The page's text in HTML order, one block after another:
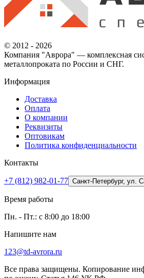
© 2012 - 2026
Компания "Аврора" — комплексная
металлопроката по России и СНГ.
Информация
Доставка
Оплата
О компании
Реквизиты
Оптовикам
Политика конфиденциальности
Контакты
+7 (812) 982-01-77 Санкт-Петербург, ул.
Время работы
Пн. - Пт.: с 8:00 до 18:00
Напишите нам
123@td-avrora.ru
Все права защищены. Копирование